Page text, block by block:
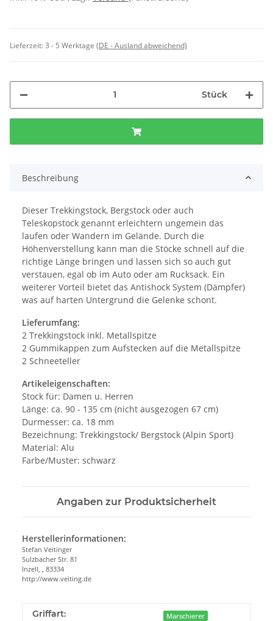
Lieferzeit:3 - 5 Werktage (DE - Ausland abweichend)
Stück
Beschreibung
Dieser Trekkingstock, Bergstock oder auch
Teleskopstock genannt erleichtern ungemein das
laufen oder Wandern im Gelände. Durch die
Höhenverstellung kann man die Stöcke schnell auf die
richtige Länge bringen und lassen sich so auch gut
verstauen, egal ob im Auto oder am Rucksack. Ein
weiterer Vorteil bietet das Antishock System (Dämpfer)
was auf harten Untergrund die Gelenke schont.
Lieferumfang:
2 Trekkingstock inkl. Metallspitze
2 Gummikappen zum Aufstecken auf die Metallspitze
2 Schneeteller
Artikeleigenschaften:
Stock für: Damen u. Herren
Länge: ca. 90 - 135 cm (nicht ausgezogen 67 cm)
Durmesser: ca. 18 mm
Bezeichnung: Trekkingstock/ Bergstock (Alpin Sport)
Material: Alu
Farbe/Muster: schwarz
Angaben zur Produktsicherheit
Herstellerinformationen:
Stefan Veitinger
Sulzbacher Str. 81
Inzell, , 83334
http://www.veiting.de
Griffart: Marschierer